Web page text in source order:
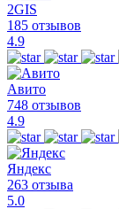
2GIS
185 отзывов
4.9
Авито
748 отзывов
4.9
Яндекс
263 отзыва
5.0